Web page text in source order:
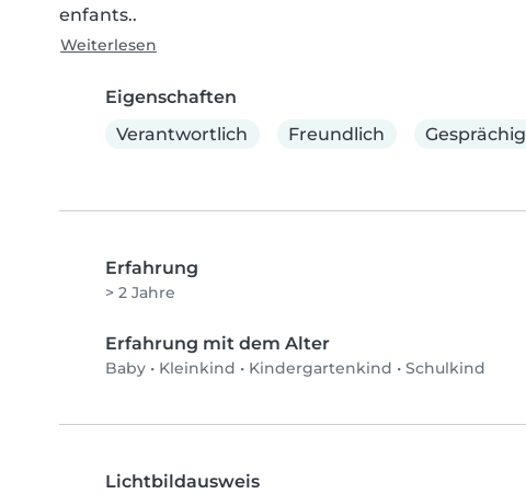
enfants..
Weiterlesen
Eigenschaften
Verantwortlich
Freundlich Gesprächig
Erfahrung
> 2 Jahre
Erfahrung mit dem Alter
Baby • Kleinkind • Kindergartenkind • Schulkind
Lichtbildausweis